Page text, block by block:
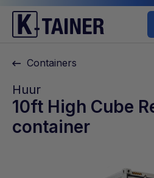
Containers
Huur
10ft High Cube
container